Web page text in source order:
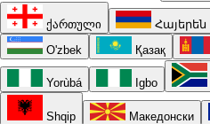
ქართული Հայերեն
O'zbek
Қазақ
Yorùbá Igbo
Shqip Македонски